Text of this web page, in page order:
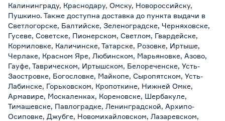
Калининграду, Краснодару, Омску, Новороссийску,
Пушкино. Также доступна доставка до пункта выдачи в
Светлогорске, Балтийске, Зеленоградске, Черняховске,
Гусеве, Советске, Пионерском, Светлом, Гвардейске,
Кормиловке, Каличинске, Татарске, Розовке, Иртыше,
Черлаке, Красном Яре, Любинском, Марьяновке, Азово,
Гауфе, Таврическом, Иртышском, Белореченске, Усть-
Заостровке, Богословке, Майкопе, Сыропятском, Усть-
Лабинске, Горьковском, Кропоткине, Нижней Омке,
Армавире, Москаленках, Кореновске, Шербакуле,
Тимашевске, Павлоградке, Ленинградской, Архипо-
Осиповке, Джубге, Новомихайловском, Лазаревском,